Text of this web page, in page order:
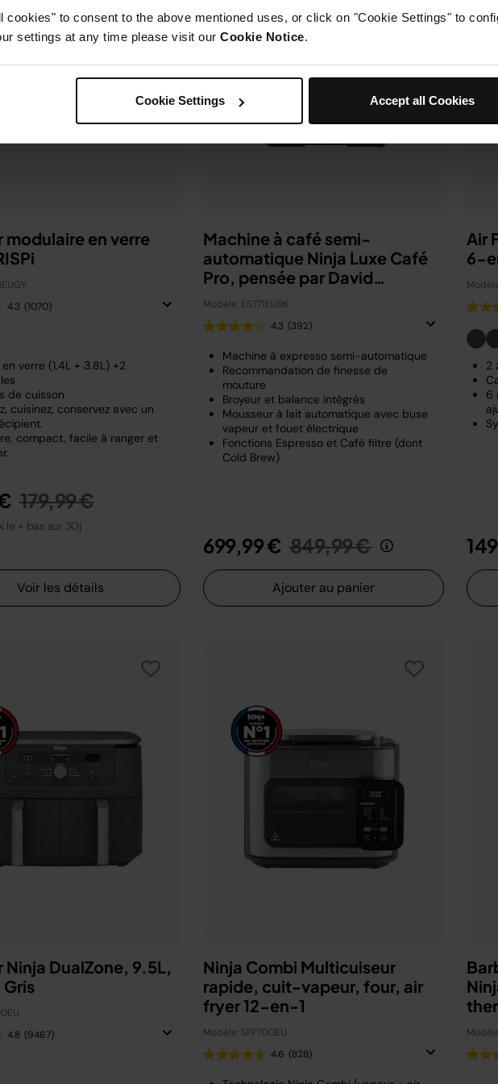
cookies" to consent to the above mentioned uses, or click on "Cookie Settings" to
settings at any time please visit our Cookie Notice.
Cookie Settings Accept all Cookies
modulaire en verre
4.3 (1070)
verre (1.4L + 3.8L) +2
de cuisson
cuisinez, conservez avec un
compact, facile à ranger et
Prix réduit de
179,99 €au
le + bas sur 30j
Voir les détails
Machine à café semi-
automatique Ninja Luxe Café
Pro, pensée par David
Beckham
Modèle: ES771EUBK
4.3 (392)
Machine à expresso semi-automatique
Recommandation de finesse de
mouture
Broyeur et balance intégrés
Mousseur à lait automatique avec buse
vapeur et fouet électrique
Fonctions Espresso et Café filtre (dont
Cold Brew)
699,99 € Prix réduit de
849,99 €au
Ajouter au panier
Air
6-
2
6
Ninja DualZone, 9.5L,
4.8 (9467)
Ninja Combi Multicuiseur
rapide, cuit-vapeur, four, air
fryer 12-en-1
Modèle: SFP700EU
4.6 (828)